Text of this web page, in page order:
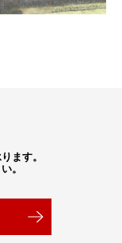
ます。
。